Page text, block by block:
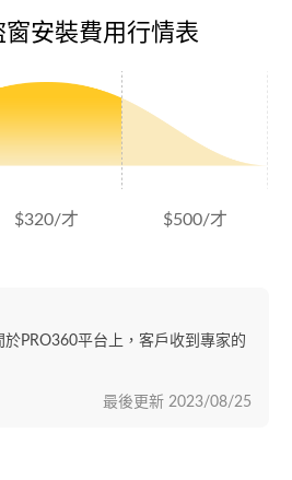
安裝費用行情表
$320/才 $500/才
PRO360平台上，客戶收到專家的
最後更新 2023/08/25